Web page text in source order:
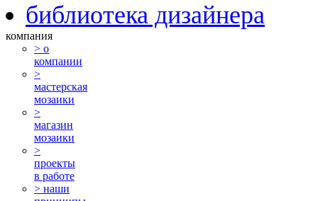
библиотека дизайнера
компания
> о
компании
>
мастерская
мозаики
>
магазин
мозаики
>
проекты
в работе
> наши